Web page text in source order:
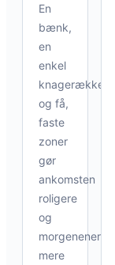
En
bænk,
en
enkel
knagerække
og få,
faste
zoner
gør
ankomsten
roligere
og
morgenenerne
mere